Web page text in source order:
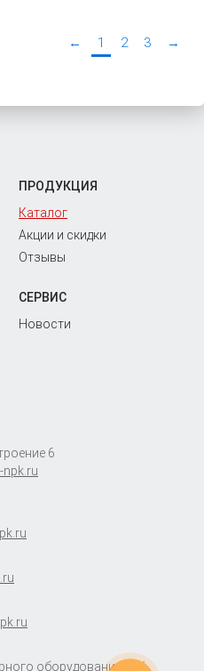
← 1 2 3 →
ПРОДУКЦИЯ
Каталог
Акции и скидки
Отзывы
СЕРВИС
Новости
6
npk.ru
оборудования «ГК